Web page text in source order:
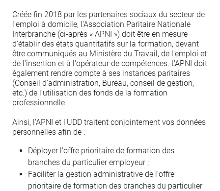
Créée fin 2018 par les partenaires sociaux du secteur de
l'emploi à domicile, l'Association Paritaire Nationale
Interbranche (ci-après « APNI ») doit être en mesure
d'établir des états quantitatifs sur la formation, devant
être communiqués au Ministère du Travail, de l'emploi et
de l'insertion et à l'opérateur de compétences. L'APNI doit
également rendre compte à ses instances paritaires
(Conseil d'administration, Bureau, conseil de gestion,
etc.) de l'utilisation des fonds de la formation
professionnelle
Ainsi, l'APNI et l'UDD traitent conjointement vos données
personnelles afin de :
Déployer l'offre prioritaire de formation des
branches du particulier employeur ;
Faciliter la gestion administrative de l'offre
prioritaire de formation des branches du particulier